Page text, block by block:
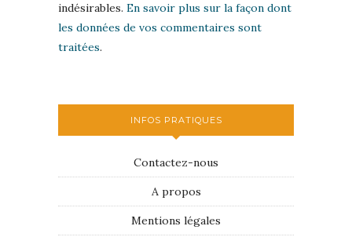
indésirables. En savoir plus sur la façon dont
les données de vos commentaires sont
traitées.
INFOS PRATIQUES
Contactez-nous
A propos
Mentions légales